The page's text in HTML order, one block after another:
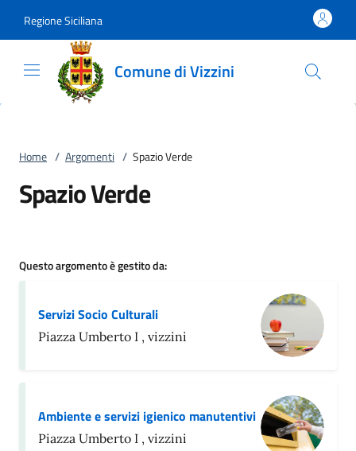
Regione Siciliana
Comune di Vizzini
Home / Argomenti / Spazio Verde
Spazio Verde
Questo argomento è gestito da:
Servizi Socio Culturali
Piazza Umberto I , vizzini
Ambiente e servizi igienico manutentivi
Piazza Umberto I , vizzini